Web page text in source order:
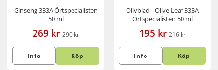
Ginseng 333A Örtspecialisten
50 ml
269 kr 290 kr
Info Köp
Olivblad - Olive Leaf 333A
Örtspecialisten 50 ml
195 kr 216 kr
Info Köp